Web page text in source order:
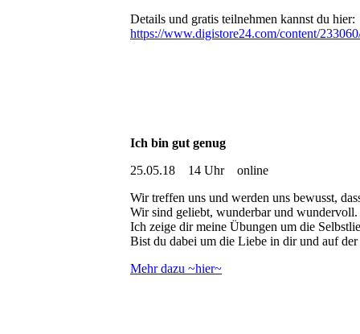
Details und gratis teilnehmen kannst du hier:
https://www.digistore24.com/content/
Ich bin gut genug
25.05.18 14 Uhr online
Wir treffen uns und werden uns bewusst,
Wir sind geliebt, wunderbar und wundervoll.
Ich zeige dir meine Übungen um die
Bist du dabei um die Liebe in dir und auf
Mehr dazu ~hier~